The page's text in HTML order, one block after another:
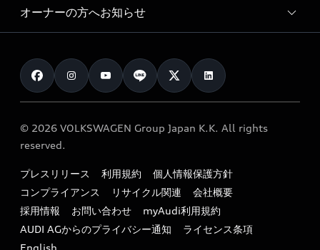
車両比較
カタログ一覧
アウディナビアプリ
サービスプログラム
メンテナンス
車検 / 定期点検
e-tronアフターサポート
myAudi
Audi認定中古車
クオリティ
保証
メンテナンス
ファイナンス
キャンペーン / イベント
買取査定
オーナーの方へお知らせ
お知らせ
オーナー様向けキャンペーン
特定整備適用車一覧
リサイクル法
よくある質問（FAQ）
© 2026 VOLKSWAGEN Group Japan K.K. All rights
reserved.
プレスリリース 利用規約
個人情報保護方針
コンプライアンス
リサイクル関連
会社概要
採用情報
お問い合わせ
myAudi利用規約
AUDI AGからのプライバシー通知
ライセンス条項
English